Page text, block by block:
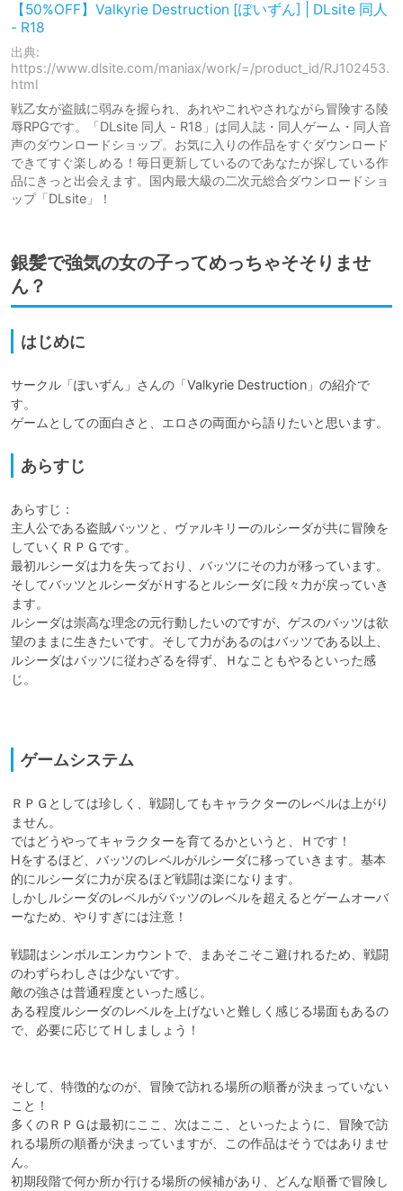
【50%OFF】Valkyrie Destruction [ぽいずん] | DLsite 同人
- R18
出典:
https://www.dlsite.com/maniax/work/=/product_id/RJ102453.
html
戦乙女が盗賊に弱みを握られ、あれやこれやされながら冒険する陵
辱RPGです。「DLsite 同人 - R18」は同人誌・同人ゲーム・同人音
声のダウンロードショップ。お気に入りの作品をすぐダウンロード
できてすぐ楽しめる！毎日更新しているのであなたが探している作
品にきっと出会えます。国内最大級の二次元総合ダウンロードショ
ップ「DLsite」！
銀髪で強気の女の子ってめっちゃそそりませ
ん？
はじめに
サークル「ぽいずん」さんの「Valkyrie Destruction」の紹介で
す。
ゲームとしての面白さと、エロさの両面から語りたいと思います。
あらすじ
あらすじ：
主人公である盗賊バッツと、ヴァルキリーのルシーダが共に冒険を
していくＲＰＧです。
最初ルシーダは力を失っており、バッツにその力が移っています。
そしてバッツとルシーダがＨするとルシーダに段々力が戻っていき
ます。
ルシーダは崇高な理念の元行動したいのですが、ゲスのバッツは欲
望のままに生きたいです。そして力があるのはバッツである以上、
ルシーダはバッツに従わざるを得ず、Ｈなこともやるといった感
じ。
ゲームシステム
ＲＰＧとしては珍しく、戦闘してもキャラクターのレベルは上がり
ません。
ではどうやってキャラクターを育てるかというと、Ｈです！
Hをするほど、バッツのレベルがルシーダに移っていきます。基本
的にルシーダに力が戻るほど戦闘は楽になります。
しかしルシーダのレベルがバッツのレベルを超えるとゲームオーバ
ーなため、やりすぎには注意！
戦闘はシンボルエンカウントで、まあそこそこ避けれるため、戦闘
のわずらわしさは少ないです。
敵の強さは普通程度といった感じ。
ある程度ルシーダのレベルを上げないと難しく感じる場面もあるの
で、必要に応じてＨしましょう！
そして、特徴的なのが、冒険で訪れる場所の順番が決まっていない
こと！
多くのＲＰＧは最初にここ、次はここ、といったように、冒険で訪
れる場所の順番が決まっていますが、この作品はそうではありませ
ん。
初期段階で何か所か行ける場所の候補があり、どんな順番で冒険し